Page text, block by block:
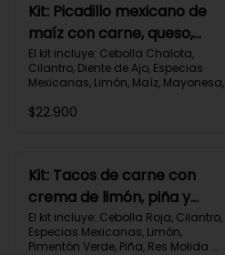
Kit: Picadillo mexicano de
maíz con carne, queso,
criollas y crema de limón-
139
El kit incluye: Cebolla Chalota,
Cilantro, Diente de Ajo, Especias
Mexicanas, Limón, Maíz, Mayonesa,
Mozzarella Rallado, Carne de Res
Grasas 30g | Proteínas 40g
$22.900
Kit: Tacos de carne con
crema de limón, piña y
especias-17
El kit incluye: Cebolla Roja, Cilantro,
Especias Mexicanas, Limón,
Pimentón Verde, Piña, Res Molida